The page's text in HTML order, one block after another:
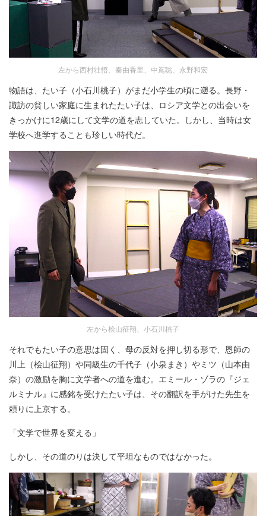
左から西村壮悟、秦由香里、中嶌聡、永野和宏
物語は、たい子（小石川桃子）がまだ小学生の頃に遡る。長野・
諏訪の貧しい家庭に生まれたたい子は、ロシア文学との出会いを
きっかけに12歳にして文学の道を志していた。しかし、当時は女
学校へ進学することも珍しい時代だ。
左から桧山征翔、小石川桃子
それでもたい子の意思は固く、母の反対を押し切る形で、恩師の
川上（桧山征翔）や同級生の千代子（小泉まき）やミツ（山本由
奈）の激励を胸に文学者への道を進む。エミール・ゾラの『ジェ
ルミナル』に感銘を受けたたい子は、その翻訳を手がけた先生を
頼りに上京する。
「文学で世界を変える」
しかし、その道のりは決して平坦なものではなかった。